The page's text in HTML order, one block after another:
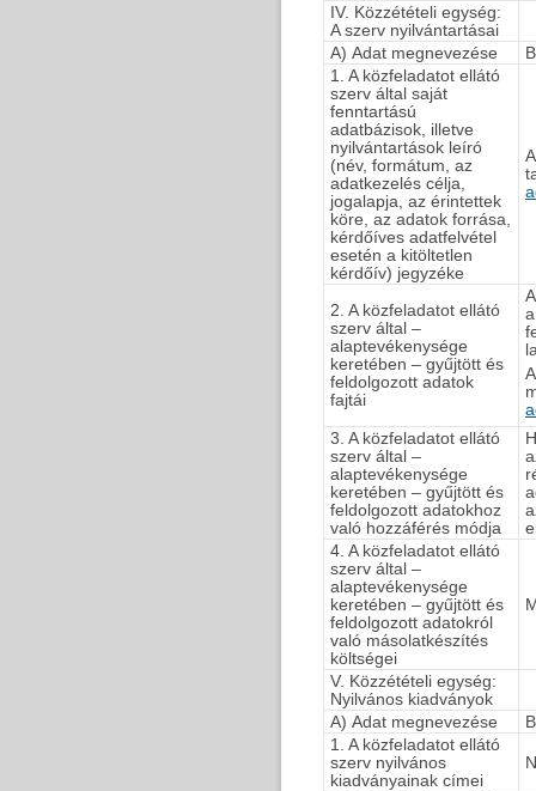
IV. Közzétételi egység:
A szerv nyilvántartásai
A) Adat megnevezése
1. A közfeladatot ellátó
szerv által saját
fenntartású
adatbázisok, illetve
nyilvántartások leíró
(név, formátum, az
adatkezelés célja,
jogalapja, az érintettek
köre, az adatok forrása,
kérdőíves adatfelvétel
esetén a kitöltetlen
kérdőív) jegyzéke
2. A közfeladatot ellátó
szerv által –
alaptevékenysége
keretében – gyűjtött és
feldolgozott adatok
fajtái
3. A közfeladatot ellátó
szerv által –
alaptevékenysége
keretében – gyűjtött és
feldolgozott adatokhoz
való hozzáférés módja
4. A közfeladatot ellátó
szerv által –
alaptevékenysége
keretében – gyűjtött és
feldolgozott adatokról
való másolatkészítés
költségei
V. Közzétételi egység:
Nyilvános kiadványok
A) Adat megnevezése
1. A közfeladatot ellátó
szerv nyilvános
kiadványainak címei